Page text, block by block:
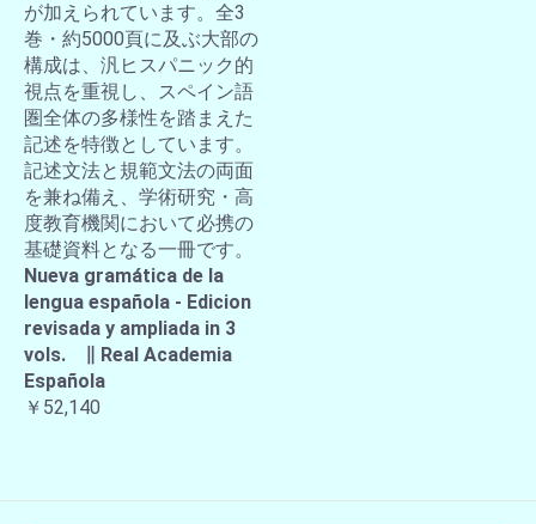
が加えられています。全3
巻・約5000頁に及ぶ大部の
構成は、汎ヒスパニック的
視点を重視し、スペイン語
圏全体の多様性を踏まえた
記述を特徴としています。
記述文法と規範文法の両面
を兼ね備え、学術研究・高
度教育機関において必携の
基礎資料となる一冊です。
Nueva gramática de la
lengua española - Edicion
revisada y ampliada in 3
vols. ∥ Real Academia
Española
￥52,140